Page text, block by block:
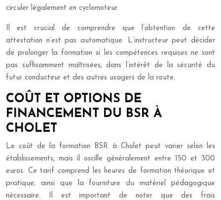
circuler légalement en cyclomoteur.
Il est crucial de comprendre que l’obtention de cette
attestation n’est pas automatique. L’instructeur peut décider
de prolonger la formation si les compétences requises ne sont
pas suffisamment maîtrisées, dans l’intérêt de la sécurité du
futur conducteur et des autres usagers de la route.
COÛT ET OPTIONS DE
FINANCEMENT DU BSR À
CHOLET
Le coût de la formation BSR à Cholet peut varier selon les
établissements, mais il oscille généralement entre 150 et 300
euros. Ce tarif comprend les heures de formation théorique et
pratique, ainsi que la fourniture du matériel pédagogique
nécessaire. Il est important de noter que des frais